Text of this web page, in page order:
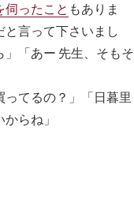
ったこと もありま
言って下さいまし
「あー 先生、そもそ
てるの？」「日暮里
らね」